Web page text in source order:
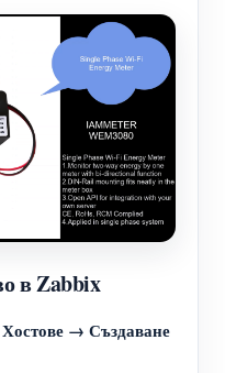
в Zabbix
→ Създаване